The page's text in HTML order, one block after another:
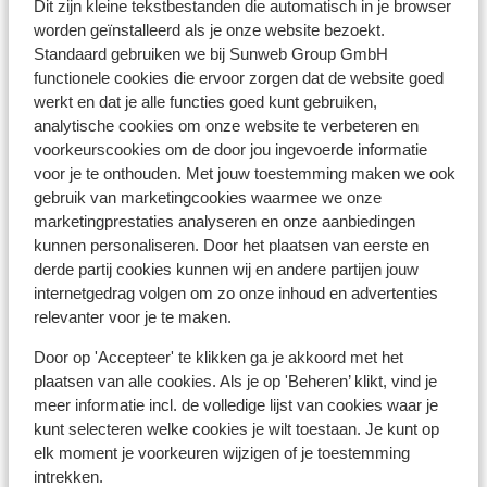
Dit zijn kleine tekstbestanden die automatisch in je browser
worden geïnstalleerd als je onze website bezoekt.
Standaard gebruiken we bij Sunweb Group GmbH
functionele cookies die ervoor zorgen dat de website goed
werkt en dat je alle functies goed kunt gebruiken,
analytische cookies om onze website te verbeteren en
voorkeurscookies om de door jou ingevoerde informatie
voor je te onthouden. Met jouw toestemming maken we ook
gebruik van marketingcookies waarmee we onze
marketingprestaties analyseren en onze aanbiedingen
kunnen personaliseren. Door het plaatsen van eerste en
derde partij cookies kunnen wij en andere partijen jouw
internetgedrag volgen om zo onze inhoud en advertenties
relevanter voor je te maken.
Door op 'Accepteer' te klikken ga je akkoord met het
plaatsen van alle cookies. Als je op 'Beheren’ klikt, vind je
meer informatie incl. de volledige lijst van cookies waar je
kunt selecteren welke cookies je wilt toestaan. Je kunt op
elk moment je voorkeuren wijzigen of je toestemming
intrekken.
Reisdocumenten:
Je dient in het bezit te zijn van een geldig paspoort of
een geldig identiteitsbewijs.
Heb je niet de Nederlandse nationaliteit, dan is het
belangrijk om na te vragen of er andere regels van
toepassing zijn. Dit vraag je na bij de ambassade van
het land waar je heen wilt en de landen waar je doorheen
reist.
Let op!
VoorSpanjegeldt:
In iedere reservering dient er minimaal 1 persoon 18 jaar
of ouder te zijn.
Het reizen met de juiste documenten is jouw eigen
verantwoordelijkheid. Sunweb kan hiervoor niet
aansprakelijk worden gesteld.